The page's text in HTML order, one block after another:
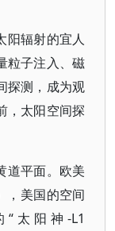
阳辐射的宜人
粒子注入、磁
探测，成为观
，太阳空间探
道平面。欧美
，美国的空间
“太阳神-L1